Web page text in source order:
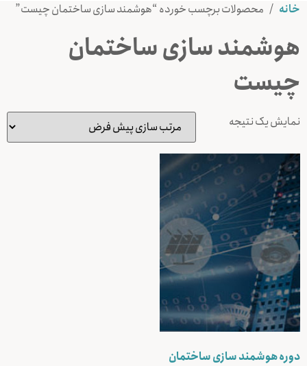
خانه / محصولات برچسب خورده “هوشمند سازی ساختمان چیست”
هوشمند سازی ساختمان
چیست
نمایش یک نتیجه
دوره هوشمند سازی ساختمان